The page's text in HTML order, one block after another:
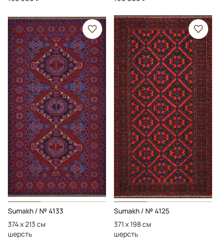
Sumakh / № 4133
374 x 213 см
шерсть
Sumakh / № 4125
371 x 198 см
шерсть